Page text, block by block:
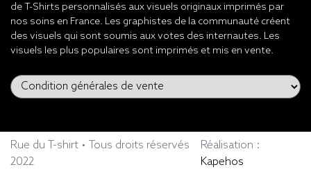
de T-Shirts personnalisés aux visuels originaux imprimés par
nos soins en France. Les graphistes de la communauté créent
des visuels qui sont soumis aux votes des internautes. Les
visuels les plus populaires sont imprimés et mis en vente.
Rue du T-shirt • Tous droits réservés
2022
Réalisation :
Kapehos